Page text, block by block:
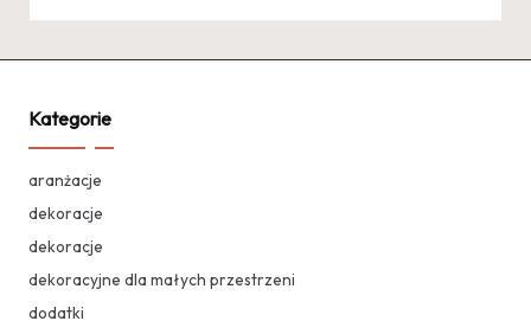
Kategorie
aranżacje
dekoracje
dekoracje
dekoracyjne dla małych przestrzeni
dodatki